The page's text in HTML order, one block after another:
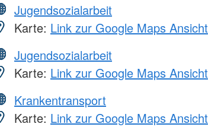
Jugendsozialarbeit
Karte: Link zur Google Maps Ansicht
Jugendsozialarbeit
Karte: Link zur Google Maps Ansicht
Krankentransport
Karte: Link zur Google Maps Ansicht